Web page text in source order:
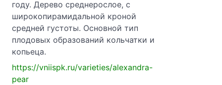
году. Дерево среднерослое, с
широкопирамидальной кроной
средней густоты. Основной тип
плодовых образований кольчатки и
копьеца.
https://vniispk.ru/varieties/alexandra-
pear